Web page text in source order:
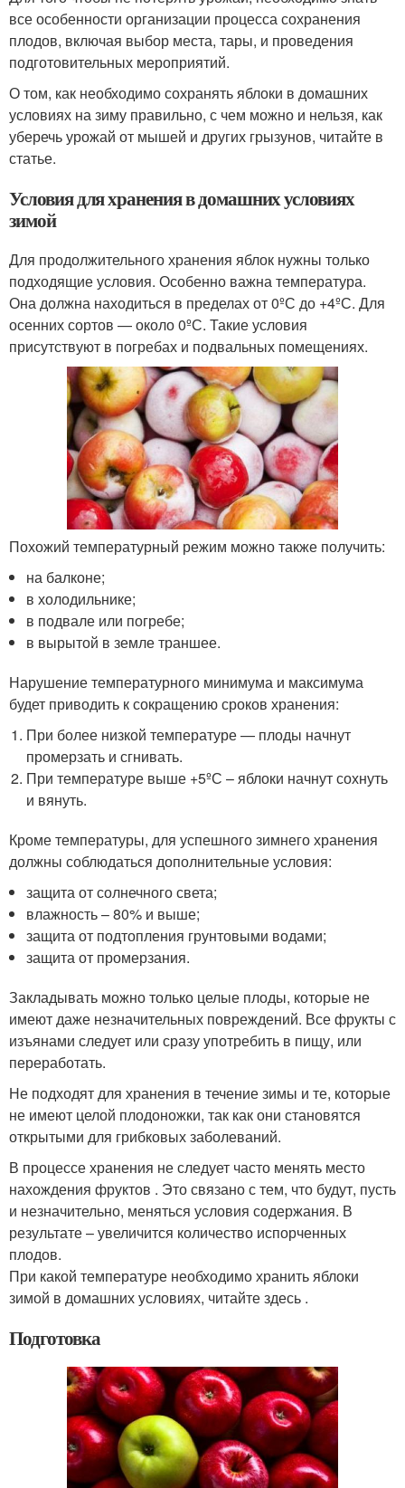
все особенности организации процесса сохранения
плодов, включая выбор места, тары, и проведения
подготовительных мероприятий.
О том, как необходимо сохранять яблоки в домашних
условиях на зиму правильно, с чем можно и нельзя, как
уберечь урожай от мышей и других грызунов, читайте в
статье.
Условия для хранения в домашних условиях
зимой
Для продолжительного хранения яблок нужны только
подходящие условия. Особенно важна температура.
Она должна находиться в пределах от 0ºС до +4ºС. Для
осенних сортов — около 0ºС. Такие условия
присутствуют в погребах и подвальных помещениях.
Похожий температурный режим можно также получить:
на балконе;
в холодильнике;
в подвале или погребе;
в вырытой в земле траншее.
Нарушение температурного минимума и максимума
будет приводить к сокращению сроков хранения:
При более низкой температуре — плоды начнут
промерзать и сгнивать.
При температуре выше +5ºС – яблоки начнут сохнуть
и вянуть.
Кроме температуры, для успешного зимнего хранения
должны соблюдаться дополнительные условия:
защита от солнечного света;
влажность – 80% и выше;
защита от подтопления грунтовыми водами;
защита от промерзания.
Закладывать можно только целые плоды, которые не
имеют даже незначительных повреждений. Все фрукты с
изъянами следует или сразу употребить в пищу, или
переработать.
Не подходят для хранения в течение зимы и те, которые
не имеют целой плодоножки, так как они становятся
открытыми для грибковых заболеваний.
В процессе хранения не следует часто менять место
нахождения фруктов . Это связано с тем, что будут, пусть
и незначительно, меняться условия содержания. В
результате – увеличится количество испорченных
плодов.
При какой температуре необходимо хранить яблоки
зимой в домашних условиях, читайте здесь .
Подготовка